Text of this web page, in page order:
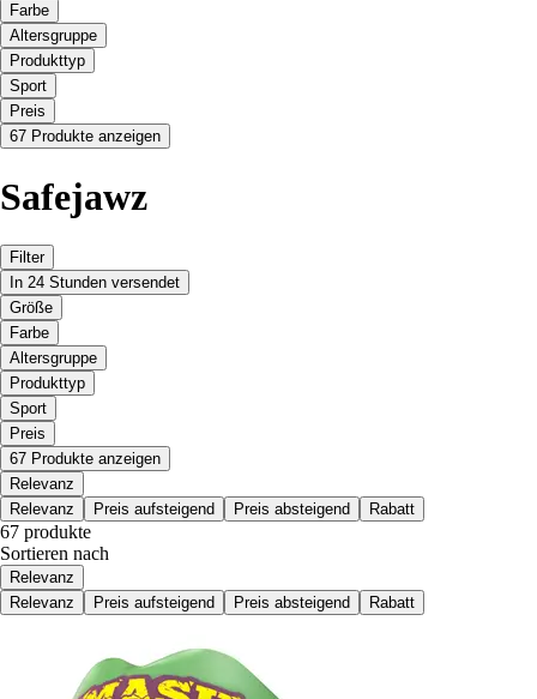
Farbe
Altersgruppe
Produkttyp
Sport
Preis
67 Produkte anzeigen
Safejawz
Filter
In 24 Stunden versendet
Größe
Farbe
Altersgruppe
Produkttyp
Sport
Preis
67 Produkte anzeigen
Relevanz
Relevanz
Preis aufsteigend Preis absteigend Rabatt
67 produkte
Sortieren nach
Relevanz
Relevanz
Preis aufsteigend Preis absteigend Rabatt